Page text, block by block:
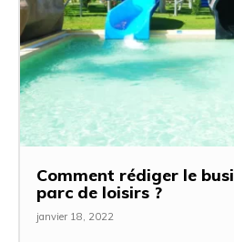
Comment rédiger le
parc de loisirs ?
janvier 18, 2022